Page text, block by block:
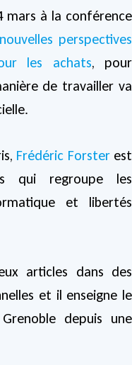
mars à la conférence
perspectives
les achats, pour
de travailler va
Frédéric Forsterest
qui regroupe les
et libertés
articles dans des
et il enseigne le
depuis une